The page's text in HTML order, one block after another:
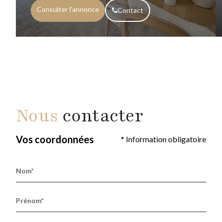
Consulter l'annonce Contact
Nous contacter
Vos coordonnées * Information obligatoire
Nom*
Prénom*